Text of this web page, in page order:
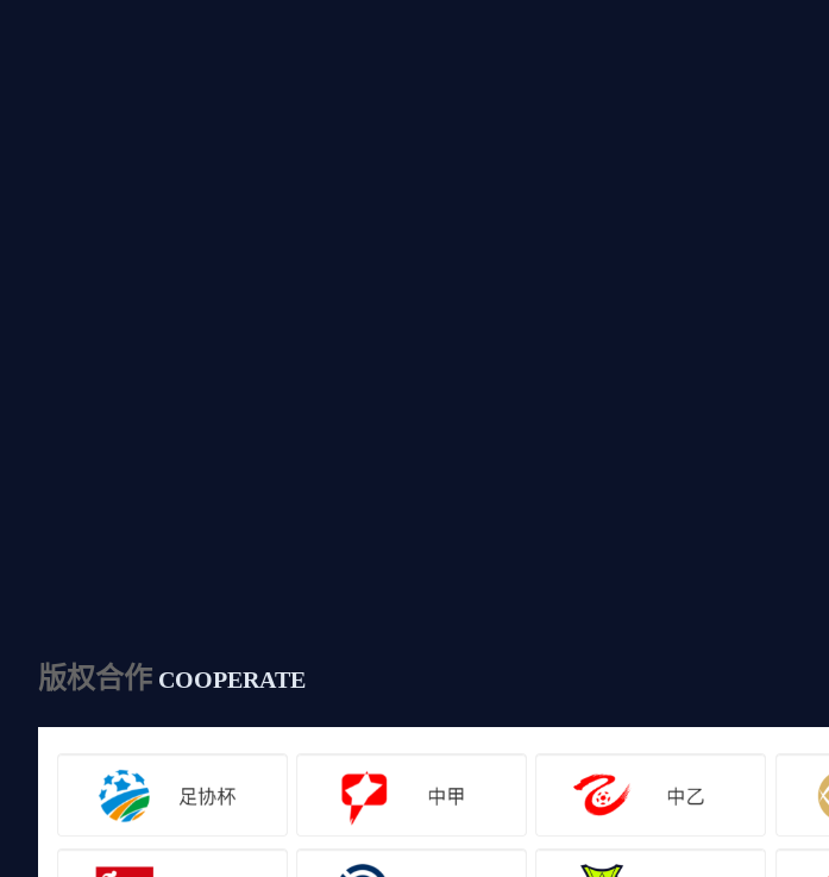
版权合作 COOPERATE